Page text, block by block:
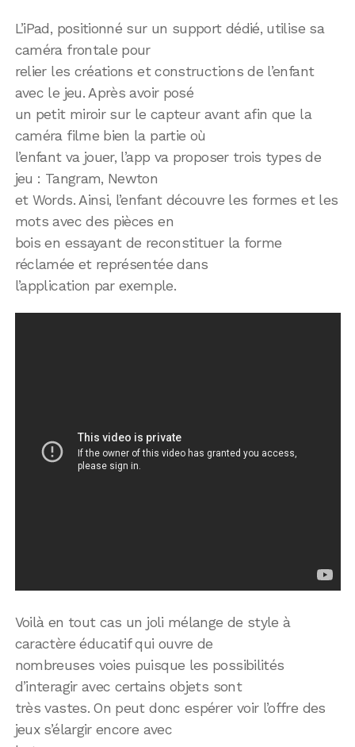
L’iPad, positionné sur un support dédié, utilise sa
caméra frontale pour
relier les créations et constructions de l’enfant
avec le jeu. Après avoir posé
un petit miroir sur le capteur avant afin que la
caméra filme bien la partie où
l’enfant va jouer, l’app va proposer trois types de
jeu : Tangram, Newton
et Words. Ainsi, l’enfant découvre les formes et les
mots avec des pièces en
bois en essayant de reconstituer la forme
réclamée et représentée dans
l’application par exemple.
Voilà en tout cas un joli mélange de style à
caractère éducatif qui ouvre de
nombreuses voies puisque les possibilités
d’interagir avec certains objets sont
très vastes. On peut donc espérer voir l’offre des
jeux s’élargir encore avec